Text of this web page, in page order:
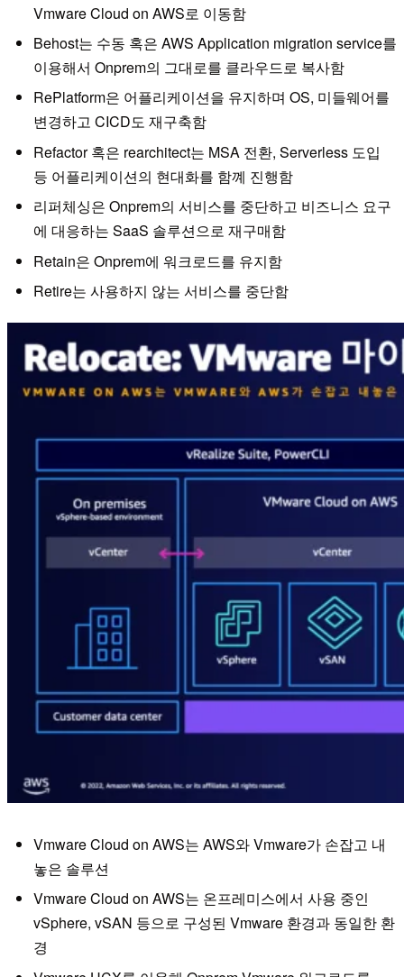
Vmware Cloud on AWS로 이동함
Behost는 수동 혹은 AWS Application migration service를
이용해서 Onprem의 그대로를 클라우드로 복사함
RePlatform은 어플리케이션을 유지하며 OS, 미들웨어를
변경하고 CICD도 재구축함
Refactor 혹은 rearchitect는 MSA 전환, Serverless 도입
등 어플리케이션의 현대화를 함꼐 진행함
리퍼체싱은 Onprem의 서비스를 중단하고 비즈니스 요구
에 대응하는 SaaS 솔루션으로 재구매함
Retain은 Onprem에 워크로드를 유지함
Retire는 사용하지 않는 서비스를 중단함
Vmware Cloud on AWS는 AWS와 Vmware가 손잡고 내
놓은 솔루션
Vmware Cloud on AWS는 온프레미스에서 사용 중인
vSphere, vSAN 등으로 구성된 Vmware 환경과 동일한 환
경